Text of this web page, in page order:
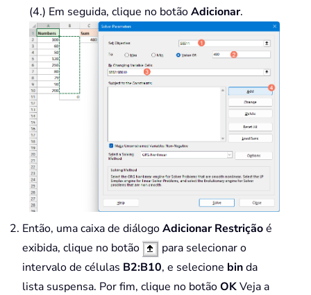
(4.) Em seguida, clique no botãoAdicionar.
Então, uma caixa de diálogoAdicionar Restriçãoé
exibida, clique no botão
para selecionar o
intervalo de células B2:B10, e selecione binda
lista suspensa. Por fim, clique no botãoOKVeja a